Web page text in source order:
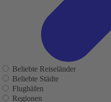
Beliebte Reiseländer
Beliebte Städte
Flughäfen
Regionen